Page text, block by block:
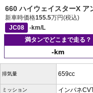
660 ハイウェイスターX ア
新車時価格155.5万円(税込)
JC08
-km/L
満タンでどこまで走る？
-km
排気量 659cc
ミッション インパネ